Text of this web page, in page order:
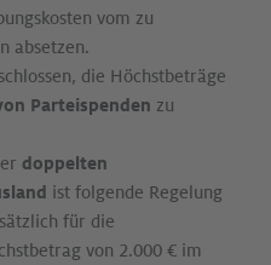
vom zu
absetzen.
die Höchstbeträge
Parteispenden zu
doppelten
ist folgende Regelung
für die
von 2.000 € im